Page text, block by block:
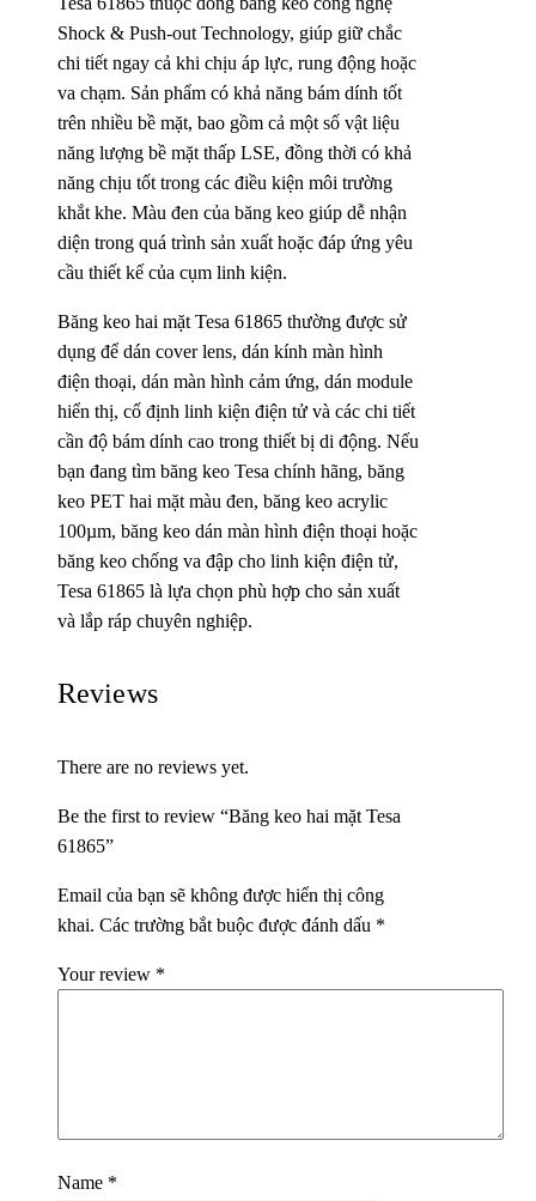
Shock & Push-out Technology, giúp giữ chắc
chi tiết ngay cả khi chịu áp lực, rung động hoặc
va chạm. Sản phẩm có khả năng bám dính tốt
trên nhiều bề mặt, bao gồm cả một số vật liệu
năng lượng bề mặt thấp LSE, đồng thời có khả
năng chịu tốt trong các điều kiện môi trường
khắt khe. Màu đen của băng keo giúp dễ nhận
diện trong quá trình sản xuất hoặc đáp ứng yêu
cầu thiết kế của cụm linh kiện.
Băng keo hai mặt Tesa 61865 thường được sử
dụng để dán cover lens, dán kính màn hình
điện thoại, dán màn hình cảm ứng, dán module
hiển thị, cố định linh kiện điện tử và các chi tiết
cần độ bám dính cao trong thiết bị di động. Nếu
bạn đang tìm băng keo Tesa chính hãng, băng
keo PET hai mặt màu đen, băng keo acrylic
100µm, băng keo dán màn hình điện thoại hoặc
băng keo chống va đập cho linh kiện điện tử,
Tesa 61865 là lựa chọn phù hợp cho sản xuất
và lắp ráp chuyên nghiệp.
Reviews
There are no reviews yet.
Be the first to review “Băng keo hai mặt Tesa
61865”
Email của bạn sẽ không được hiển thị công
khai. Các trường bắt buộc được đánh dấu *
Your review *
Name *